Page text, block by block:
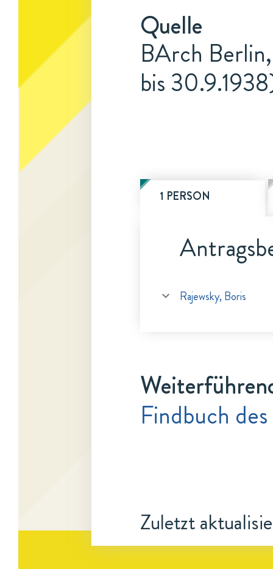
Quelle
BArch
bis
1 PERSON
Rajewsky, Boris
Findbuch
Zuletzt